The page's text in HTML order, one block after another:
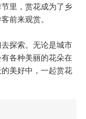
里，赏花成为了乡
前来观赏。
探索。无论是城市
各种美丽的花朵在
美好中，一起赏花